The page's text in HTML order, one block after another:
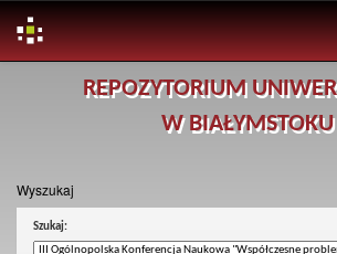
REPOZYTORIUM
W BIAŁYMSTOKU
Wyszukaj
Szukaj: